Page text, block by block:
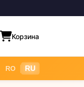
Корзина
RO RU